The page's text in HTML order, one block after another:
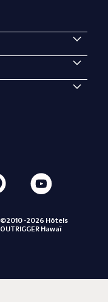
©2010 -2026 Hôtels
OUTRIGGER Hawaï